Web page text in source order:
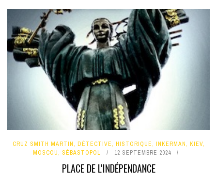
CRUZ SMITH MARTIN, DÉTECTIVE, HISTORIQUE, INKERMAN, KIEV,
MOSCOU, SÉBASTOPOL 12 SEPTEMBRE 2024
PLACE DE L'INDÉPENDANCE